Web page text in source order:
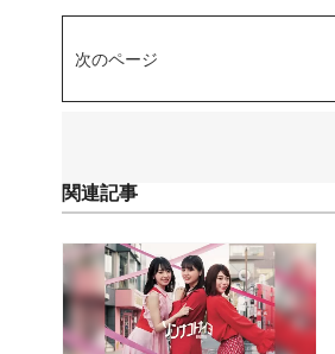
次のページ
関連記事